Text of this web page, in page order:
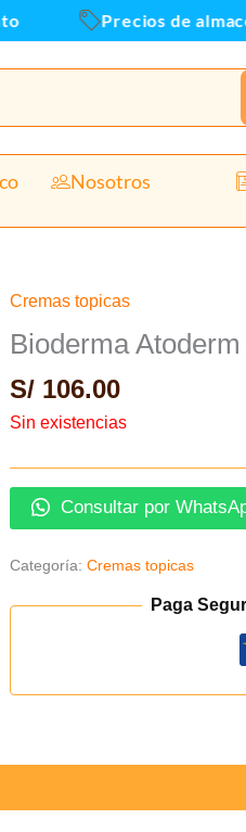
Precios de
Nosotros
Cremas topicas
Bioderma
S/ 106.00
Sin existencias
Consultar por
Categoría:Cremas topicas
Paga